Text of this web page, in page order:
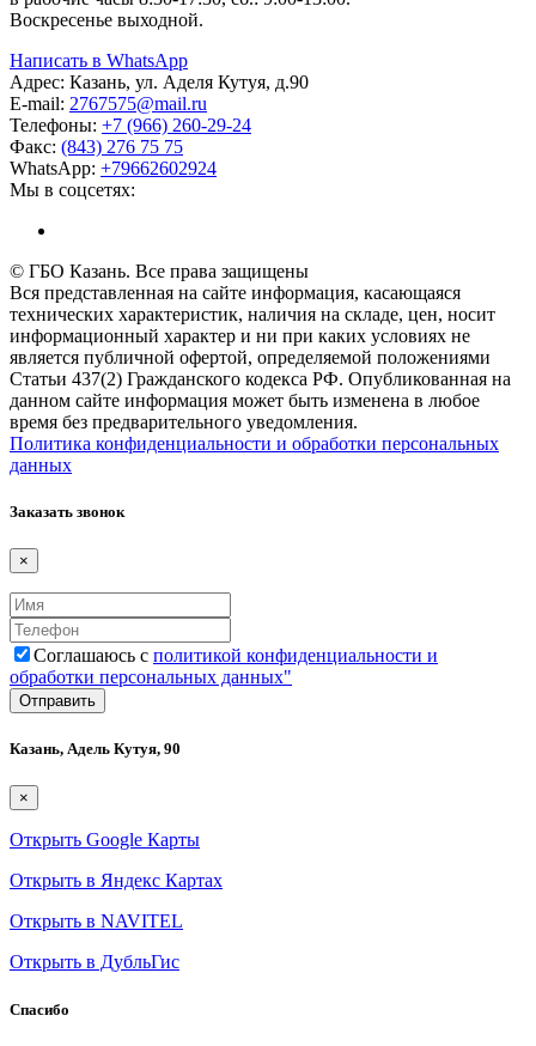
Воскресенье выходной.
Написать в WhatsApp
Адрес: Казань, ул. Аделя Кутуя, д.90
E-mail: 2767575@mail.ru
Телефоны: +7 (966) 260-29-24
Факс: (843) 276 75 75
WhatsApp: +79662602924
Мы в соцсетях:
© ГБО Казань. Все права защищены
Вся представленная на сайте информация, касающаяся
технических характеристик, наличия на складе, цен, носит
информационный характер и ни при каких условиях не
является публичной офертой, определяемой положениями
Статьи 437(2) Гражданского кодекса РФ. Опубликованная на
данном сайте информация может быть изменена в любое
время без предварительного уведомления.
Политика конфиденциальности и обработки персональных
данных
Заказать звонок
×
Соглашаюсь с политикой конфиденциальности и
обработки персональных данных"
Казань, Адель Кутуя, 90
×
Открыть Google Карты
Открыть в Яндекс Картах
Открыть в NAVITEL
Открыть в ДубльГис
Спасибо